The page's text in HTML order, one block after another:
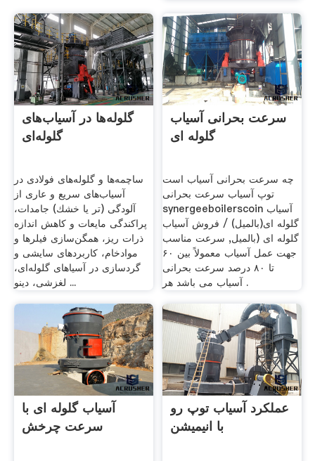
گلوله‌ها در آسیاب‌های
گلوله‌ای
ساچمه‌ها و گلوله‌های فولادی در
آسیاب‌های سریع و عاری از
آلودگی (تر یا خشك) جامدات،
پراكندگی مایعات و كاهش اندازه
ذرات ریز، همگن‌سازی فیلرها و
موادخام، كاربردهای سایشی و
گردسازی در آسیاهای گلوله‌ای،
لغزشی، دینو ...
سرعت بحرانی آسیاب
گلوله ای
چه سرعت بحرانی آسیاب است
توپ آسیاب سرعت بحرانی
synergeeboilerscoin آسیاب
گلوله ای(بالمیل) / فروش آسیاب
گلوله ای (بالمیل, سرعت مناسب
جهت عمل آسیاب معمولاً بین ۶٠
تا ۸٠ درصد سرعت بحرانی
آسیاب می باشد هر .
آسیاب گلوله ای با
سرعت چرخش
عملکرد آسیاب توپ رو
با انیمیشن